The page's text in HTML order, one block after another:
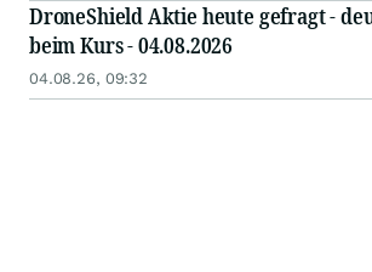
DroneShield Aktie heute gefragt -
beim Kurs - 04.08.2026
04.08.26, 09:32